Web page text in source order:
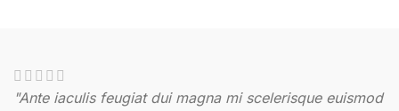
"Ante iaculis feugiat dui magna mi scelerisque euismod